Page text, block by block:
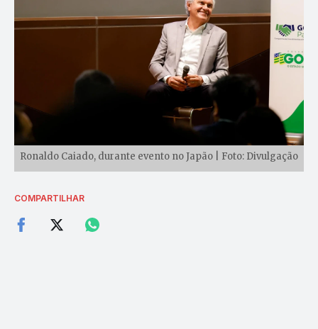
Ronaldo Caiado, durante evento no Japão | Foto: Divulgação
COMPARTILHAR